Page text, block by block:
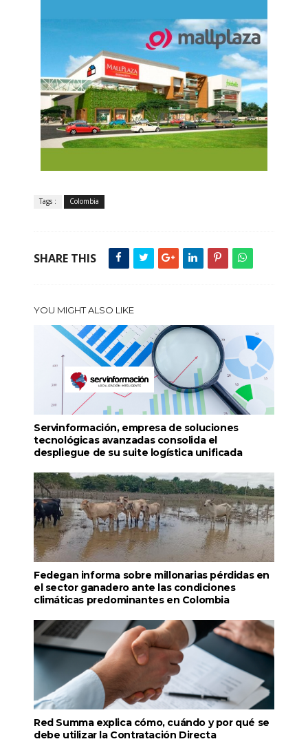
Tags : Colombia
SHARE THIS
YOU MIGHT ALSO LIKE
Servinformación, empresa de soluciones
tecnológicas avanzadas consolida el
despliegue de su suite logística unificada
Fedegan informa sobre millonarias pérdidas en
el sector ganadero ante las condiciones
climáticas predominantes en Colombia
Red Summa explica cómo, cuándo y por qué se
debe utilizar la Contratación Directa